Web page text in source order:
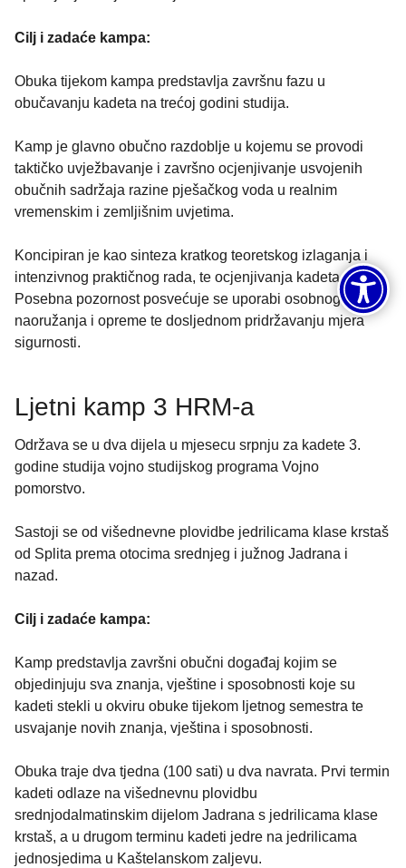
Cilj i zadaće kampa:
Obuka tijekom kampa predstavlja završnu fazu u
obučavanju kadeta na trećoj godini studija.
Kamp je glavno obučno razdoblje u kojemu se provodi
taktičko uvježbavanje i završno ocjenjivanje usvojenih
obučnih sadržaja razine pješačkog voda u realnim
vremenskim i zemljišnim uvjetima.
Koncipiran je kao sinteza kratkog teoretskog izlaganja i
intenzivnog praktičnog rada, te ocjenjivanja kadeta.
Posebna pozornost posvećuje se uporabi osobnog
naoružanja i opreme te dosljednom pridržavanju mjera
sigurnosti.
Ljetni kamp 3 HRM-a
Održava se u dva dijela u mjesecu srpnju za kadete 3.
godine studija vojno studijskog programa Vojno
pomorstvo.
Sastoji se od višednevne plovidbe jedrilicama klase krstaš
od Splita prema otocima srednjeg i južnog Jadrana i
nazad.
Cilj i zadaće kampa:
Kamp predstavlja završni obučni događaj kojim se
objedinjuju sva znanja, vještine i sposobnosti koje su
kadeti stekli u okviru obuke tijekom ljetnog semestra te
usvajanje novih znanja, vještina i sposobnosti.
Obuka traje dva tjedna (100 sati) u dva navrata. Prvi termin
kadeti odlaze na višednevnu plovidbu
srednjodalmatinskim dijelom Jadrana s jedrilicama klase
krstaš, a u drugom terminu kadeti jedre na jedrilicama
jednosjedima u Kaštelanskom zaljevu.